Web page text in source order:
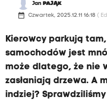
Jan PAJĄK
date_range Czwartek, 2025.12.11 16:18 (
Kierowcy parkują
samochodów jest
może dlatego, że nie
zasłaniają drzewa. A
indziej?